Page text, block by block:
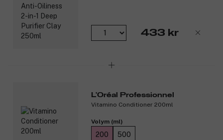
Lämnar hårbotten lätt och ren.
Professionell och dermatologiskt testad formula.
433 kr
L'Oréal Professionnel
Vitamino Conditioner 200ml
Volym (ml)
200 500